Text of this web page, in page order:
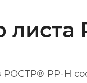
РОСТР® PP-H